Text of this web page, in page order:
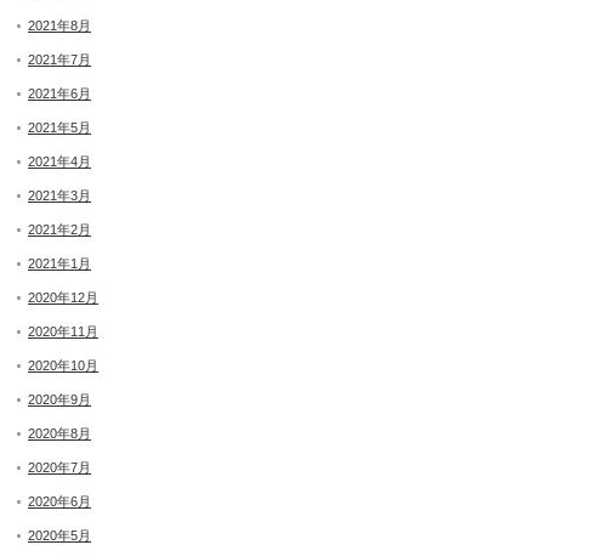
2021年8月
2021年7月
2021年6月
2021年5月
2021年4月
2021年3月
2021年2月
2021年1月
2020年12月
2020年11月
2020年10月
2020年9月
2020年8月
2020年7月
2020年6月
2020年5月